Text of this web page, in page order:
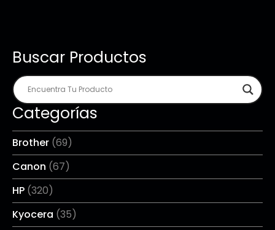
Buscar Productos
Categorías
Brother (69)
Canon (67)
HP (320)
Kyocera (35)